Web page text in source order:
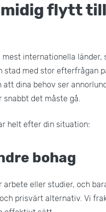
flytt
internationella länder,
stad med stor efterfrågan
dina behov ser
snabbt det måste gå.
helt efter din situation:
bohag
eller studier, och
prisvärt alternativ. Vi